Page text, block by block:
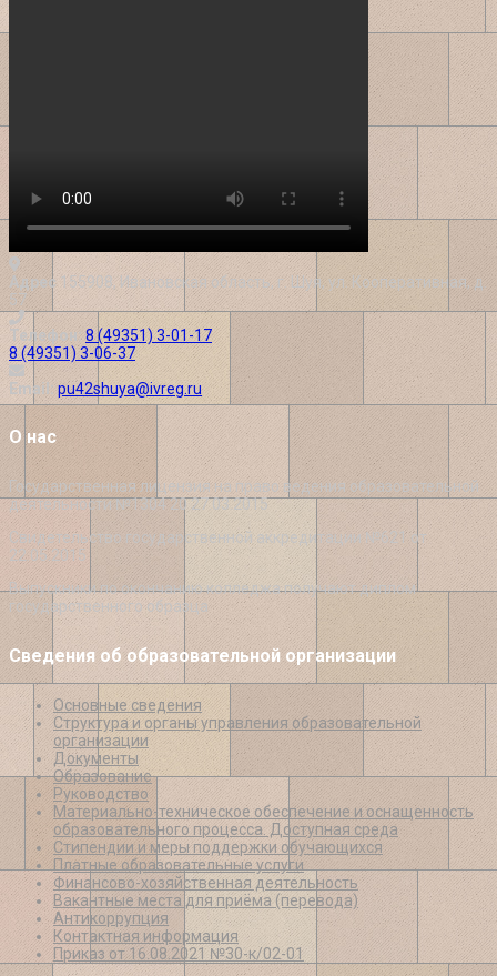
Адрес 155908, Ивановская область, г. Шуя, ул. Кооперативная, д.
57
Телефон:8 (49351) 3-01-17
8 (49351) 3-06-37
Email: pu42shuya@ivreg.ru
О нас
Государственная лицензия на право ведения образовательной
деятельности №1304 20 27.03.2015
Свидетельство государственной аккредитации №621 от
22.05.2015
Выпускники по окончанию колледжа получают диплом
государственного образца
Сведения об образовательной организации
Основные сведения
Структура и органы управления образовательной
организации
Документы
Образование
Руководство
Материально-техническое обеспечение и оснащенность
образовательного процесса. Доступная среда
Стипендии и меры поддержки обучающихся
Платные образовательные услуги
Финансово-хозяйственная деятельность
Вакантные места для приёма (перевода)
Антикоррупция
Контактная информация
Приказ от 16.08.2021 №30-к/02-01